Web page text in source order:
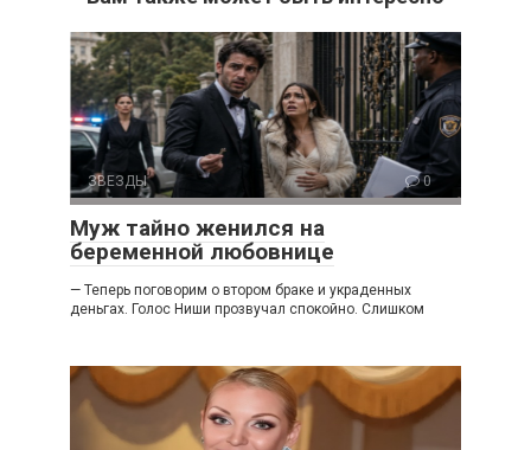
ЗВЕЗДЫ 0
Муж тайно женился на
беременной любовнице
— Теперь поговорим о втором браке и украденных
деньгах. Голос Ниши прозвучал спокойно. Слишком